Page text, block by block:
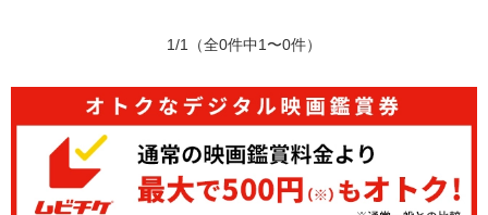
1/1 （全0件中1〜0件）